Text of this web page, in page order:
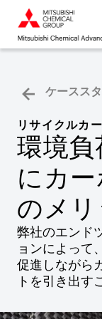
ケースス
リサイクルカ
環境負
にカ
のメ
弊社のエンド
ョンによって
促進しながら
トを引き出す